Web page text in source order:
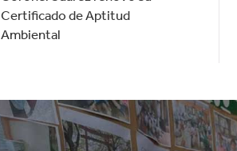
Certificado de Aptitud
Ambiental